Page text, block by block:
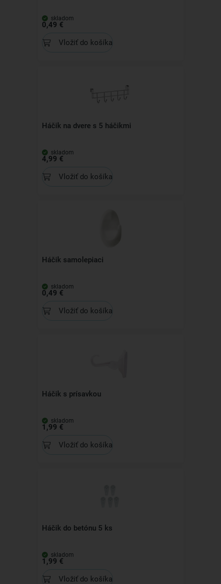
skladom
0,49 €
Vložiť do košíka
Háčik na dvere s 5 háčikmi
skladom
4,99 €
Vložiť do košíka
Háčik samolepiaci
skladom
0,49 €
Vložiť do košíka
Háčik s prísavkou
skladom
1,99 €
Vložiť do košíka
Háčik do betónu 5 ks
skladom
1,99 €
Vložiť do košíka